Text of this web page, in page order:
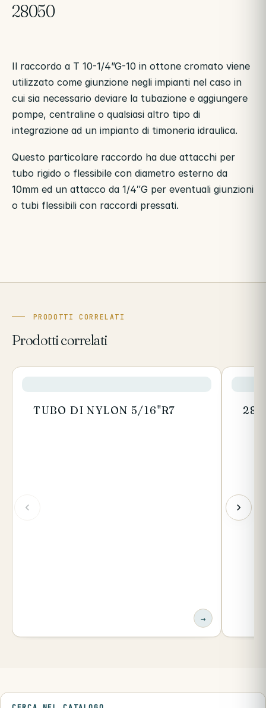
28050
Il raccordo a T 10-1/4”G-10 in ottone cromato viene
utilizzato come giunzione negli impianti nel caso in
cui sia necessario deviare la tubazione e aggiungere
pompe, centraline o qualsiasi altro tipo di
integrazione ad un impianto di timoneria idraulica.
Questo particolare raccordo ha due attacchi per
tubo rigido o flessibile con diametro esterno da
10mm ed un attacco da 1/4″G per eventuali giunzioni
o tubi flessibili con raccordi pressati.
PRODOTTI CORRELATI
Prodotti correlati
TUBO DI NYLON 5/16"R7
→